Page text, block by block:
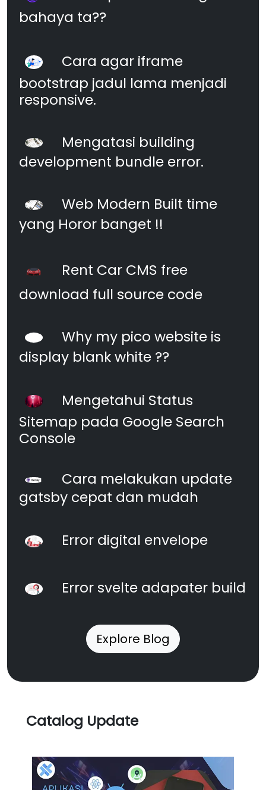
bahaya ta??
Cara agar iframe
bootstrap jadul lama menjadi
responsive.
Mengatasi building
development bundle error.
Web Modern Built time
yang Horor banget !!
Rent Car CMS free
download full source code
Why my pico website is
display blank white ??
Mengetahui Status
Sitemap pada Google Search
Console
Cara melakukan update
gatsby cepat dan mudah
Error digital envelope
Error svelte adapater build
Explore Blog
Catalog Update